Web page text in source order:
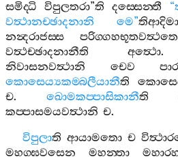
සමිද‍්ධි
විපුලතරා”ති දස‍්සෙන‍්තී “
වත්‍ථානච‍්ඡාදනානි
මෙ”
නන්‍දරාජස‍්ස
වත්‍ථච‍්ඡාදනානීති
අත්‍ථො
නිවාසනවත්‍ථානි
චෙව
කොසෙය්‍යකම‍්බලීයානීති
ච.ඛොමකප‍්පාසිකානීති
කප‍්පාසමයවත්‍ථානි ච.
විපුලාති ආයාමතො ච
මහග‍්ඝවසෙන
මහන‍්තා